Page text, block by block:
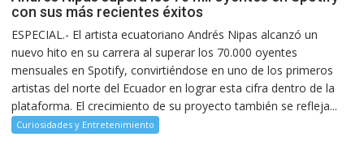
con sus más recientes éxitos
ESPECIAL.- El artista ecuatoriano Andrés Nipas alcanzó un
nuevo hito en su carrera al superar los 70.000 oyentes
mensuales en Spotify, convirtiéndose en uno de los primeros
artistas del norte del Ecuador en lograr esta cifra dentro de la
plataforma. El crecimiento de su proyecto también se refleja...
Curiosidades y Entretenimiento